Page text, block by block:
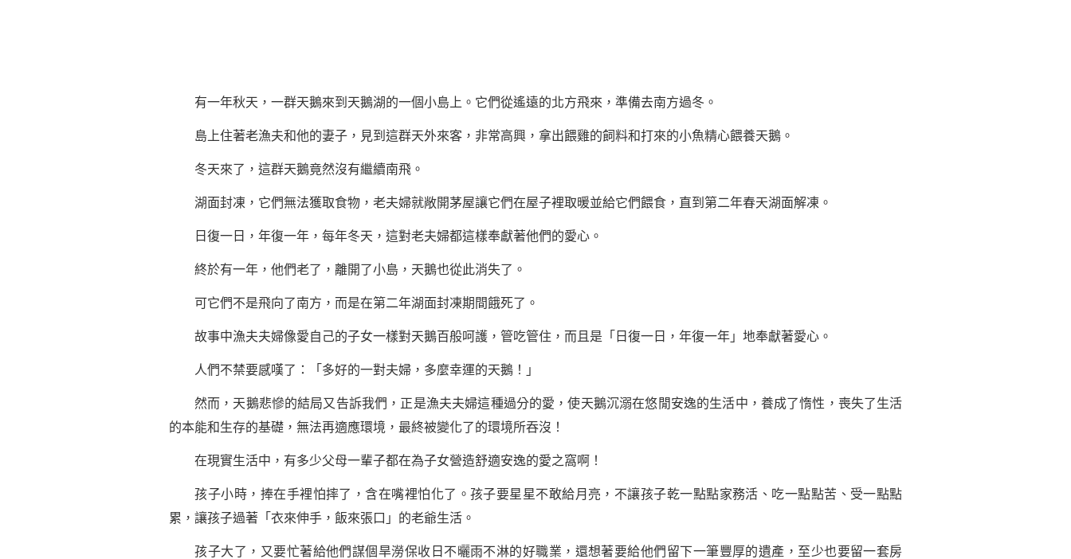
有一年秋天，一群天鵝來到天鵝湖的一個小島上。它們從遙遠的北方飛來，準備去南方過冬。
島上住著老漁夫和他的妻子，見到這群天外來客，非常高興，拿出餵雞的飼料和打來的小魚精心餵養天鵝。
冬天來了，這群天鵝竟然沒有繼續南飛。
湖面封凍，它們無法獲取食物，老夫婦就敞開茅屋讓它們在屋子裡取暖並給它們餵食，直到第二年春天湖面解凍。
日復一日，年復一年，每年冬天，這對老夫婦都這樣奉獻著他們的愛心。
終於有一年，他們老了，離開了小島，天鵝也從此消失了。
可它們不是飛向了南方，而是在第二年湖面封凍期間餓死了。
故事中漁夫夫婦像愛自己的子女一樣對天鵝百般呵護，管吃管住，而且是「日復一日，年復一年」地奉獻著愛心。
人們不禁要感嘆了：「多好的一對夫婦，多麼幸運的天鵝！」
然而，天鵝悲慘的結局又告訴我們，正是漁夫夫婦這種過分的愛，使天鵝沉溺在悠閒安逸的生活中，養成了惰性，喪失了生活
的本能和生存的基礎，無法再適應環境，最終被變化了的環境所吞沒！
在現實生活中，有多少父母一輩子都在為子女營造舒適安逸的愛之窩啊！
孩子小時，捧在手裡怕摔了，含在嘴裡怕化了。孩子要星星不敢給月亮，不讓孩子乾一點點家務活、吃一點點苦、受一點點
累，讓孩子過著「衣來伸手，飯來張口」的老爺生活。
孩子大了，又要忙著給他們謀個旱澇保收日不曬雨不淋的好職業，還想著要給他們留下一筆豐厚的遺產，至少也要留一套房